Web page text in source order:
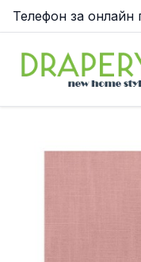
Телефон за онлайн